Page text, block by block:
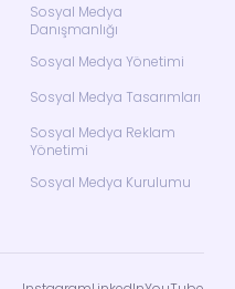
Sosyal Medya
Danışmanlığı
Sosyal Medya Yönetimi
Sosyal Medya Tasarımları
Sosyal Medya Reklam
Yönetimi
Sosyal Medya Kurulumu